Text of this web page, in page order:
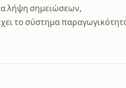
λήψη σημειώσεων,
το σύστημα